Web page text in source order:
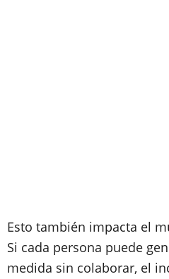
Esto también impacta el
Si cada persona puede
medida sin colaborar, el